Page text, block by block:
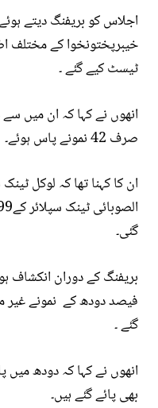
اجلاس کو بریفنگ دیتے
ٹیسٹ کیے گئے ۔
صرف 42 نمونے پاس ہوئے۔
گئی۔
فیصد دودھ کے نمونے غیر
گئے ۔
انھوں نے کہا کہ دودھ
بھی پائے گئے ہیں۔